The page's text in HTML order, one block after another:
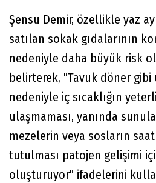
Şensu Demir, özellikle yaz
satılan sokak gıdalarının
nedeniyle daha büyük risk
belirterek, "Tavuk döner
nedeniyle iç sıcaklığın
ulaşmaması, yanında
mezelerin veya sosların
tutulması patojen gelişimi
oluşturuyor" ifadelerini